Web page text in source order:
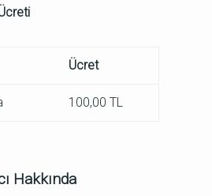
Ücret
100,00 TL
Hakkında